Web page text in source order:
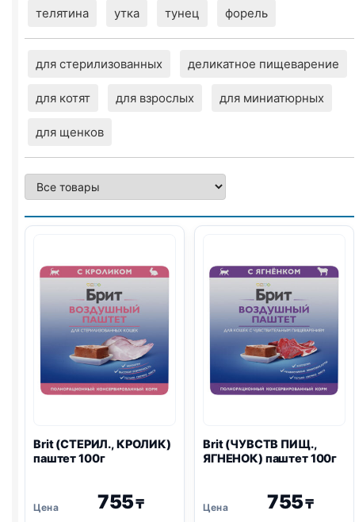
телятина утка тунец форель
для стерилизованных деликатное пищеварение
для котят для взрослых для миниатюрных
для щенков
Brit (СТЕРИЛ., КРОЛИК)
паштет 100г
755₸
Brit (ЧУВСТВ ПИЩ.,
ЯГНЕНОК) паштет 100г
755₸